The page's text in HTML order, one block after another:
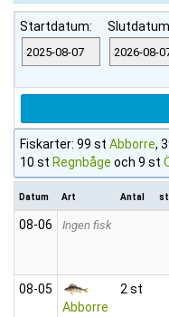
Startdatum:
Fiskarter: 99 st Abborre,
10 st Regnbåge och 9 st
Datum Art Antal
08‑06 Ingen fisk
08‑05
Abborre
2 st